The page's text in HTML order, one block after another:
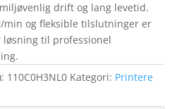
drift og lang levetid.
min og fleksible tilslutninger er
til professionel
110C0H3NL0 Kategori: Printere